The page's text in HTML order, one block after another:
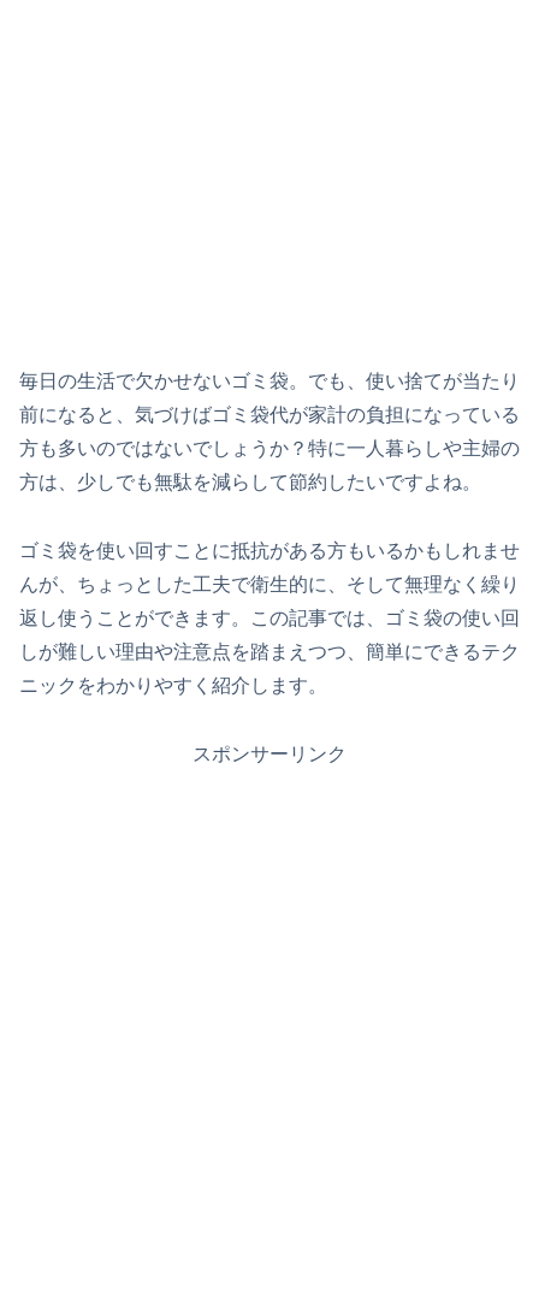
毎日の生活で欠かせないゴミ袋。でも、使い捨てが当たり
前になると、気づけばゴミ袋代が家計の負担になっている
方も多いのではないでしょうか？特に一人暮らしや主婦の
方は、少しでも無駄を減らして節約したいですよね。
ゴミ袋を使い回すことに抵抗がある方もいるかもしれませ
んが、ちょっとした工夫で衛生的に、そして無理なく繰り
返し使うことができます。この記事では、ゴミ袋の使い回
しが難しい理由や注意点を踏まえつつ、簡単にできるテク
ニックをわかりやすく紹介します。
スポンサーリンク